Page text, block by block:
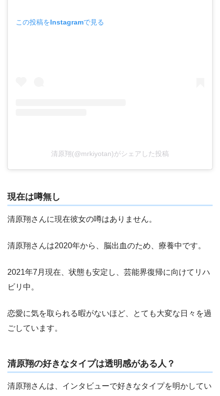
この投稿をInstagramで見る
清原翔(@mrkiyotan)がシェアした投稿
現在は噂無し
清原翔さんに現在彼女の噂はありません。
清原翔さんは2020年から、脳出血のため、療養中です。
2021年7月現在、状態も安定し、芸能界復帰に向けてリハ
ビリ中。
恋愛に気を取られる暇がないほど、とても大変な日々を過
ごしています。
清原翔の好きなタイプは透明感がある人？
清原翔さんは、インタビューで好きなタイプを明かしてい